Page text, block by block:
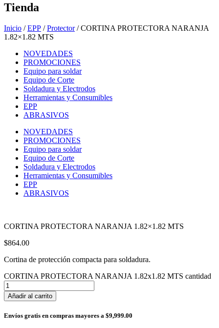
Tienda
Inicio /EPP /Protector/ CORTINA PROTECTORA NARANJA
1.82×1.82 MTS
NOVEDADES
PROMOCIONES
Equipo para soldar
Equipo de Corte
Soldadura y Electrodos
Herramientas y Consumibles
EPP
ABRASIVOS
NOVEDADES
PROMOCIONES
Equipo para soldar
Equipo de Corte
Soldadura y Electrodos
Herramientas y Consumibles
EPP
ABRASIVOS
CORTINA PROTECTORA NARANJA 1.82×1.82 MTS
$864.00
Cortina de protección compacta para soldadura.
CORTINA PROTECTORA NARANJA 1.82x1.82 MTS cantidad
Añadir al carrito
Envíos gratis en compras mayores a $9,999.00